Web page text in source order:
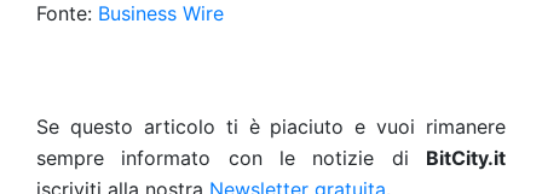
Fonte: Business Wire
Se questo articolo ti è piaciuto e vuoi rimanere
sempre informato con le notizie di BitCity.it
iscriviti alla nostra Newsletter gratuita.